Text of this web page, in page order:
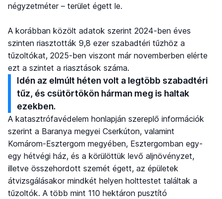
négyzetméter – terület égett le.
A korábban közölt adatok szerint 2024-ben éves
szinten riasztották 9,8 ezer szabadtéri tűzhöz a
tűzoltókat, 2025-ben viszont már novemberben elérte
ezt a szintet a riasztások száma.
Idén az elmúlt héten volt a legtöbb szabadtéri
tűz, és csütörtökön hárman meg is haltak
ezekben.
A katasztrófavédelem honlapján szereplő információk
szerint a Baranya megyei Cserkúton, valamint
Komárom-Esztergom megyében, Esztergomban egy-
egy hétvégi ház, és a körülöttük levő aljnövényzet,
illetve összehordott szemét égett, az épületek
átvizsgálásakor mindkét helyen holttestet találtak a
tűzoltók. A több mint 110 hektáron pusztító